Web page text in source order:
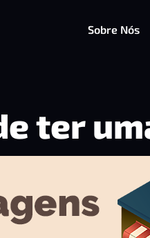
Sobre Nós
ter